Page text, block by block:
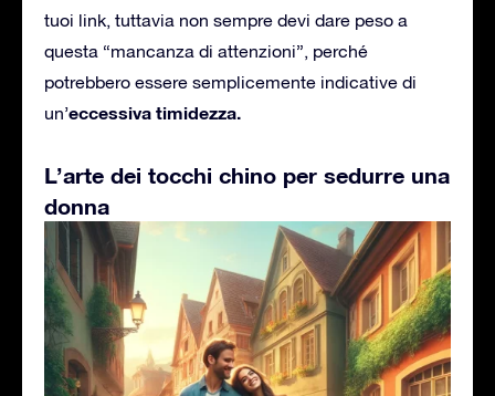
tuoi link, tuttavia non sempre devi dare peso a
questa “mancanza di attenzioni”, perché
potrebbero essere semplicemente indicative di
un’eccessiva timidezza.
L’arte dei tocchi chino per sedurre una
donna